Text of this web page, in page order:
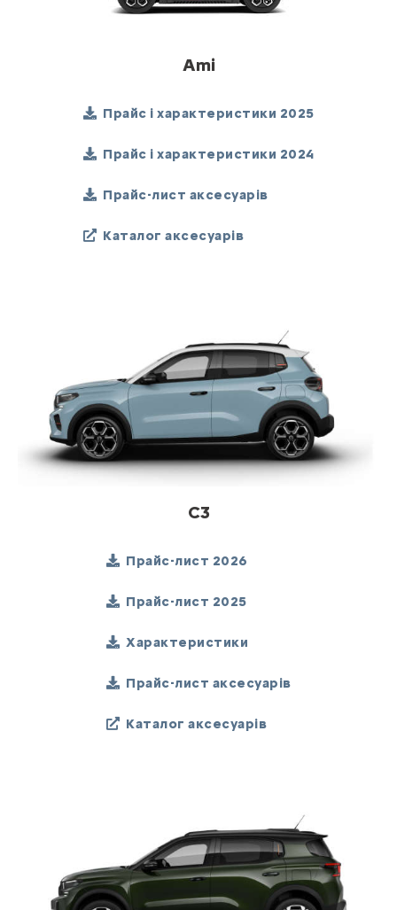
Ami
Прайс і характеристики 2025
Прайс і характеристики 2024
Прайс-лист аксесуарів
Каталог аксесуарів
C3
Прайс-лист 2026
Прайс-лист 2025
Характеристики
Прайс-лист аксесуарів
Каталог аксесуарів